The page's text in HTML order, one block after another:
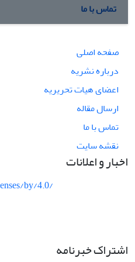
تماس با ما
صفحه اصلی
درباره نشریه
اعضای هیات تحریریه
ارسال مقاله
تماس با ما
نقشه سایت
اخبار و اعلانات
by/4.0/
اشتراک خبرنامه